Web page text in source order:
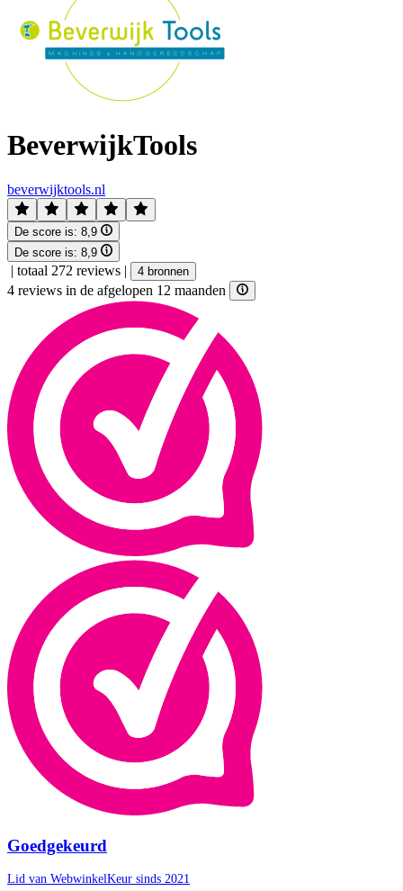
BeverwijkTools
beverwijktools.nl
De score is: 8,9
De score is: 8,9
| totaal 272 reviews | 4 bronnen
4 reviews in de afgelopen 12 maanden
Goedgekeurd
Lid van WebwinkelKeur sinds 2021